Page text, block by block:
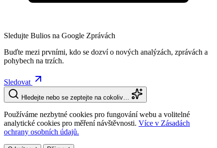
Sledujte Bulios na Google Zprávách
Buďte mezi prvními, kdo se dozví o nových analýzách, zprávách a
pohybech na trzích.
Sledovat
Hledejte nebo se zeptejte na cokoliv…
Používáme nezbytné cookies pro fungování webu a volitelné
analytické cookies pro měření návštěvnosti. Více v Zásadách
ochrany osobních údajů.